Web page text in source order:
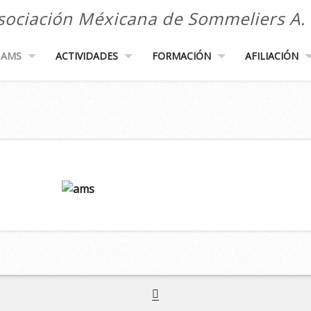
Méxicana de Sommeliers A.
AMS ACTIVIDADES FORMACIÓN AFILIACIÓN